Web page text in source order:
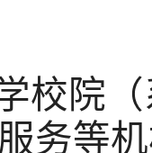
校院
务等